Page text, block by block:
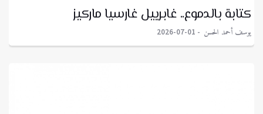
كتابة بالدموع.. غابرييل غارسيا ماركيز
يوسف أحمد الحسن 2026-07-01